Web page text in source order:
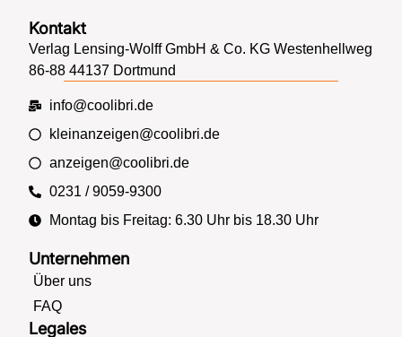
Unternehmen
Über uns
FAQ
Legales
Kontakt
Verlag Lensing-Wolff GmbH & Co. KG Westenhellweg
86-88 44137 Dortmund
info@coolibri.de
kleinanzeigen@coolibri.de
anzeigen@coolibri.de
0231 / 9059-9300
Montag bis Freitag: 6.30 Uhr bis 18.30 Uhr